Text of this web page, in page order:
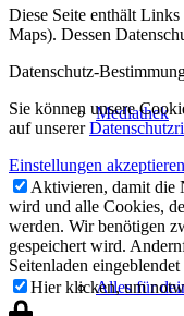
Mediathek
Alles für
Diese Seite enthält
Maps). Dessen
Datenschutz-
Sie können unsere
auf unserer
Einstellungen akzeptieren
Aktivieren, damit die
wird und alle Cookies,
werden. Wir benötigen
gespeichert wird.
Seitenladen
Hier klicken, um